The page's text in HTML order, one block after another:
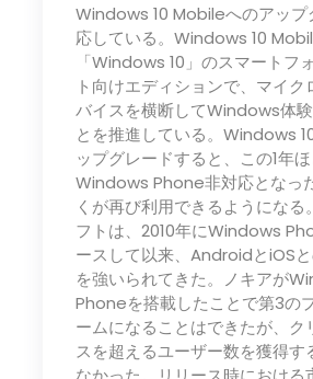
Windows 10 Mobileへのアップ
応している。Windows 10
「Windows 10」のスマートフ
ト向けエディションで、マイク
バイスを横断してWindows体
とを推進している。Windows
ップグレードすると、この1年
Windows Phone非対応となっ
くが再び利用できるようになる
フトは、2010年にWindows
ースして以来、AndroidとiOS
を強いられてきた。ノキアが
Phoneを搭載したことで第3の
ームになることはできたが、ク
スを超えるユーザー数を獲得す